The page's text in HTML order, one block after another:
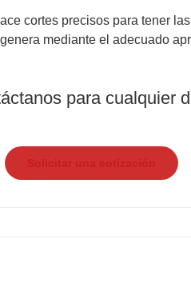
cortes precisos para tener
mediante el adecuado
para cualquier